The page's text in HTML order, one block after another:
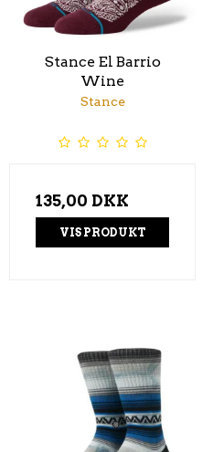
Stance El Barrio
Wine
Stance
135,00 DKK
VIS PRODUKT